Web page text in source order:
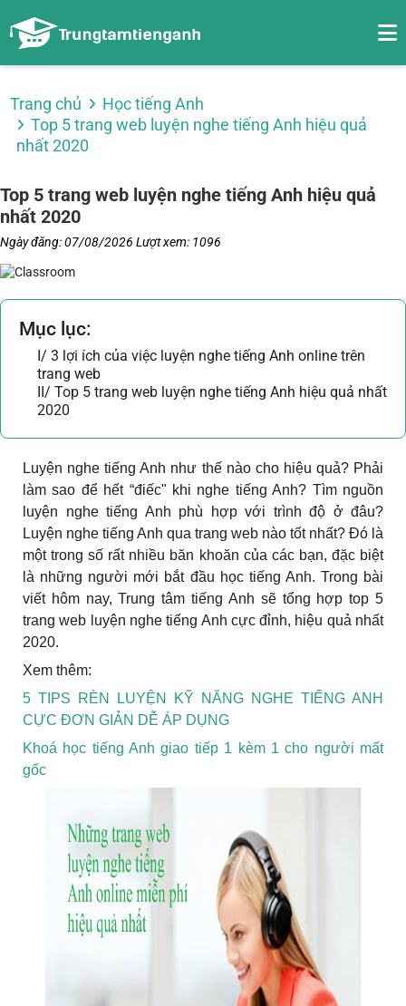
Trang chủ
Học tiếng Anh
Top 5 trang web luyện nghe tiếng Anh hiệu quả
nhất 2020
Top 5 trang web luyện nghe tiếng Anh hiệu quả
nhất 2020
Ngày đăng: 07/08/2026 Lượt xem: 1096
Mục lục:
I/ 3 lợi ích của việc luyện nghe tiếng Anh online trên
trang web
II/ Top 5 trang web luyện nghe tiếng Anh hiệu quả nhất
2020
Luyện nghe tiếng Anh như thế nào cho hiệu quả? Phải
làm sao để hết “điếc" khi nghe tiếng Anh? Tìm nguồn
luyện nghe tiếng Anh phù hợp với trình độ ở đâu?
Luyện nghe tiếng Anh qua trang web nào tốt nhất? Đó là
một trong số rất nhiều băn khoăn của các bạn, đặc biệt
là những người mới bắt đầu học tiếng Anh. Trong bài
viết hôm nay, Trung tâm tiếng Anh sẽ tổng hợp top 5
trang web luyện nghe tiếng Anh cực đỉnh, hiệu quả nhất
2020.
Xem thêm:
5 TIPS RÈN LUYỆN KỸ NĂNG NGHE TIẾNG ANH
CỰC ĐƠN GIẢN DỄ ÁP DỤNG
Khoá học tiếng Anh giao tiếp 1 kèm 1 cho người mất
gốc